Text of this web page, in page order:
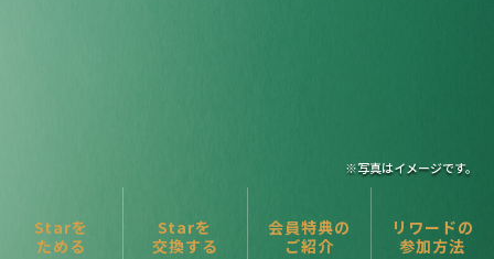
※写真はイメージです。
Starを
ためる
Starを
交換する
会員特典の
ご紹介
リワードの
参加方法